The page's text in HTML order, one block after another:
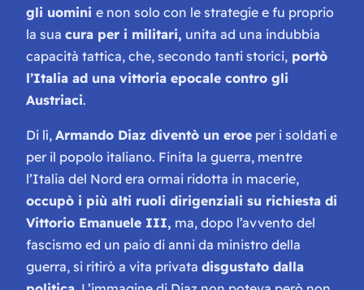
gli uomini e non solo con le strategie e fu proprio
la sua cura per i militari, unita ad una indubbia
capacità tattica, che, secondo tanti storici, portò
l’Italia ad una vittoria epocale contro gli
Austriaci.
Di lì, Armando Diaz diventò un eroe per i soldati e
per il popolo italiano. Finita la guerra, mentre
l’Italia del Nord era ormai ridotta in macerie,
occupò i più alti ruoli dirigenziali su richiesta di
Vittorio Emanuele III, ma, dopo l’avvento del
fascismo ed un paio di anni da ministro della
guerra, si ritirò a vita privata disgustato dalla